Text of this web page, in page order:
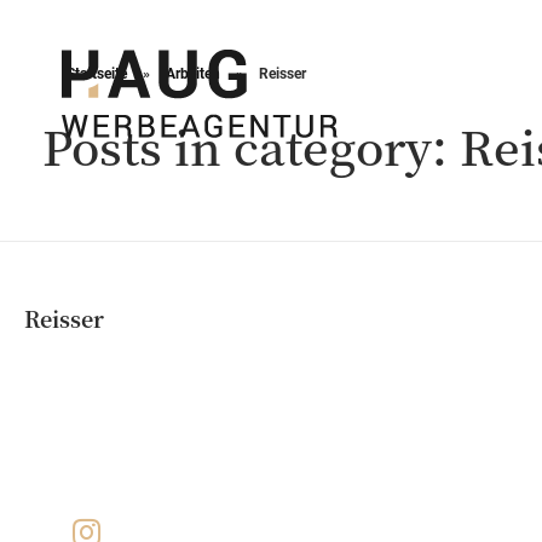
Haug Werbeagentur
Startseite » Arbeiten » Reisser
Posts in category:
Reisser